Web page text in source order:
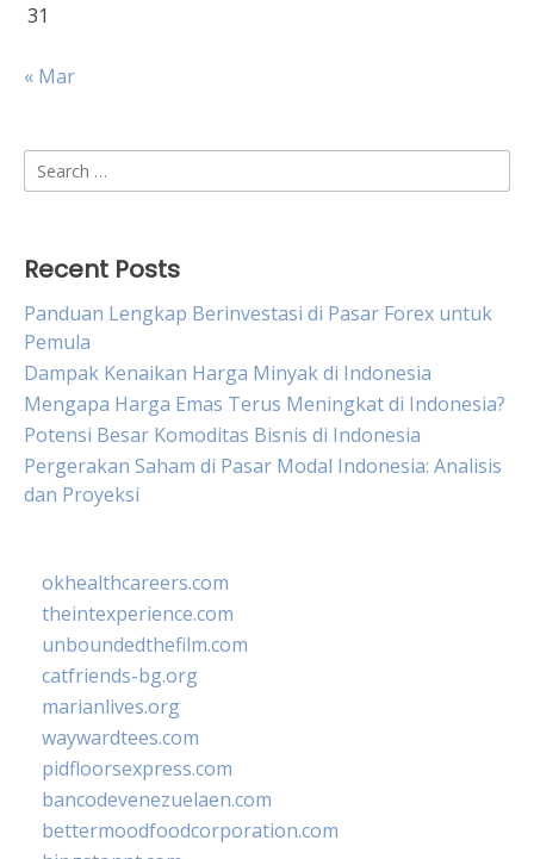
31
« Mar
Search
for:
Recent Posts
Panduan Lengkap Berinvestasi di Pasar Forex untuk
Pemula
Dampak Kenaikan Harga Minyak di Indonesia
Mengapa Harga Emas Terus Meningkat di Indonesia?
Potensi Besar Komoditas Bisnis di Indonesia
Pergerakan Saham di Pasar Modal Indonesia: Analisis
dan Proyeksi
okhealthcareers.com
theintexperience.com
unboundedthefilm.com
catfriends-bg.org
marianlives.org
waywardtees.com
pidfloorsexpress.com
bancodevenezuelaen.com
bettermoodfoodcorporation.com